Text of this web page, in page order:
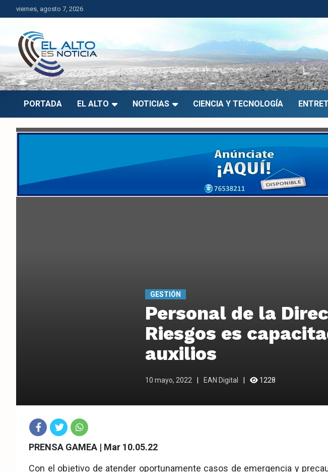
Saltar
al
contenido
viernes, agosto 7, 2026
El Alto es Noticia
Últimas noticias de El Alto, Bolivia y el mundo.
PORTADA EL ALTO NOTICIAS CIENCIA Y TECNOLOGÍA
GESTIÓN
Personal de la
Riesgos es
auxilios
10 mayo, 2022 EAN Digital 1228
Fac
eb
Twit
ter
Wha
tsA
PRENSA GAMEA | Mar 10.05.22
Con el objetivo de atender oportunamente casos de emergencia y